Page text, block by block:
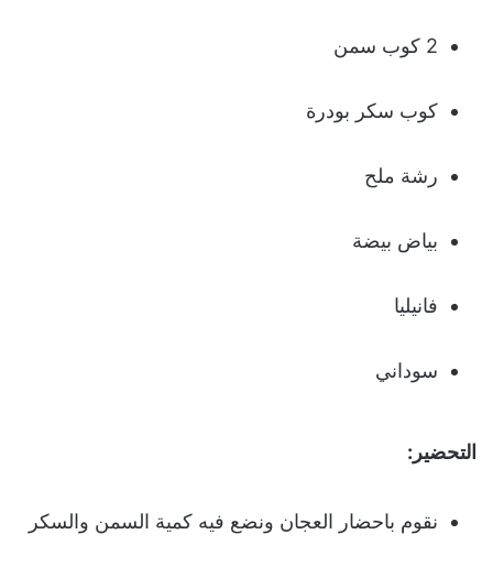
2 كوب سمن
كوب سكر بودرة
رشة ملح
بياض بيضة
فانيليا
سوداني
التحضير:
نقوم باحضار العجان ونضع فيه كمية السمن والسكر